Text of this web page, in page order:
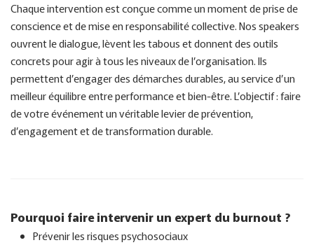
Chaque intervention est conçue comme un moment de prise de
conscience et de mise en responsabilité collective. Nos speakers
ouvrent le dialogue, lèvent les tabous et donnent des outils
concrets pour agir à tous les niveaux de l’organisation. Ils
permettent d’engager des démarches durables, au service d’un
meilleur équilibre entre performance et bien-être. L’objectif : faire
de votre événement un véritable levier de prévention,
d’engagement et de transformation durable.
Pourquoi faire intervenir un expert du burnout ?
Prévenir les risques psychosociaux